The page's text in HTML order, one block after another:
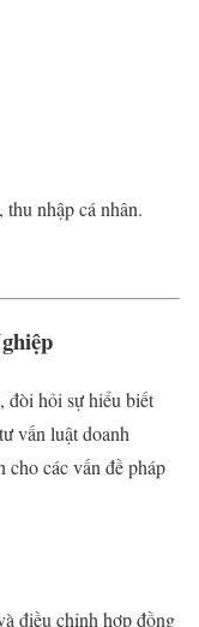
nhập cá nhân.
đòi hỏi sự hiểu biết
vấn luật doanh
cho các vấn đề pháp
điều chỉnh hợp đồng